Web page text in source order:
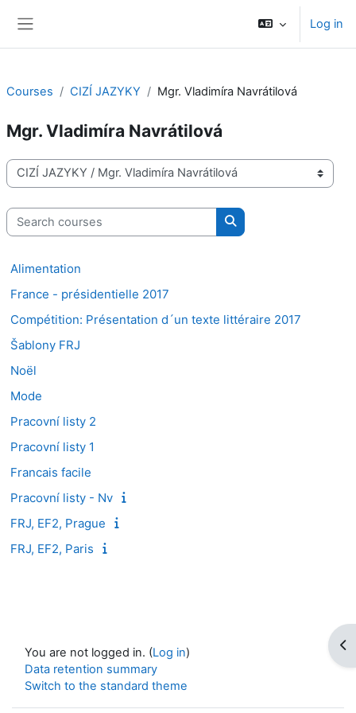
Log in
Courses CIZÍ JAZYKY Mgr. Vladimíra Navrátilová
Mgr. Vladimíra Navrátilová
Course categories
Search courses
Search courses
Alimentation
France - présidentielle 2017
Compétition: Présentation d´un texte littéraire 2017
Šablony FRJ
Noël
Mode
Pracovní listy 2
Pracovní listy 1
Francais facile
Pracovní listy - Nv
FRJ, EF2, Prague
FRJ, EF2, Paris
You are not logged in. (Log in)
Data retention summary
Switch to the standard theme